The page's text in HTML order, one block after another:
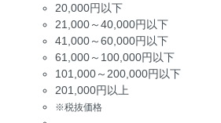
20,000円以下
21,000～40,000円以下
41,000～60,000円以下
61,000～100,000円以下
101,000～200,000円以下
201,000円以上
※税抜価格